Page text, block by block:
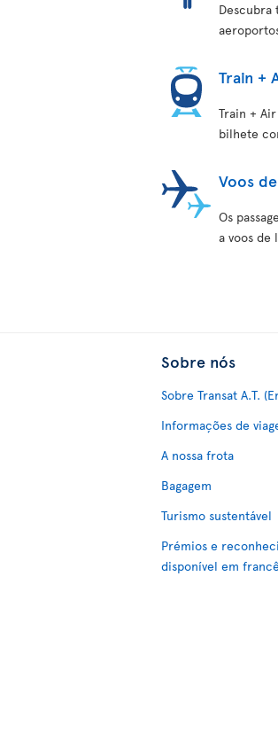
Descubra
Train +
Train +
bilhete
Voos
Os
a voos de
Sobre nós
Sobre Transat A.T.
Informações de
A nossa frota
Bagagem
Turismo sustentável
Prémios e
disponível em